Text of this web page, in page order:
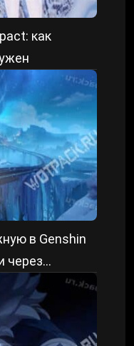
как
в Genshin
через